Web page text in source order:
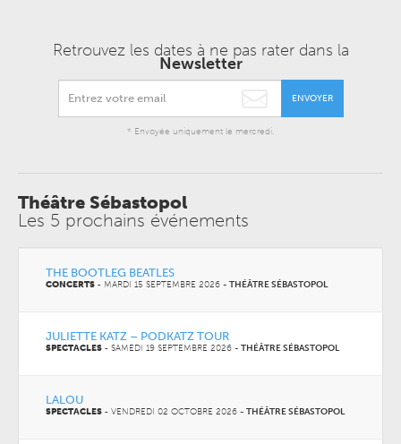
Retrouvez les dates à ne pas rater dans la
Newsletter
ENVOYER
* Envoyée uniquement le mercredi.
Théâtre Sébastopol
Les 5 prochains événements
THE BOOTLEG BEATLES
CONCERTS - MARDI 15 SEPTEMBRE 2026 - THÉÂTRE SÉBASTOPOL
JULIETTE KATZ – PODKATZ TOUR
SPECTACLES - SAMEDI 19 SEPTEMBRE 2026 - THÉÂTRE SÉBASTOPOL
LALOU
SPECTACLES - VENDREDI 02 OCTOBRE 2026 - THÉÂTRE SÉBASTOPOL